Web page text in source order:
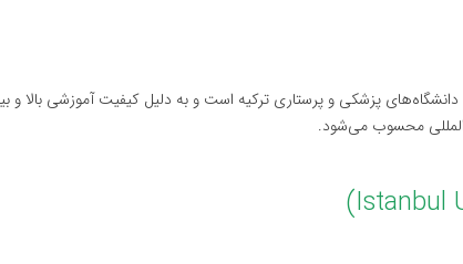
پزشکی و پرستاری ترکیه است و به دلیل کیفیت آموزشی بالا و
محسوب می‌شود.